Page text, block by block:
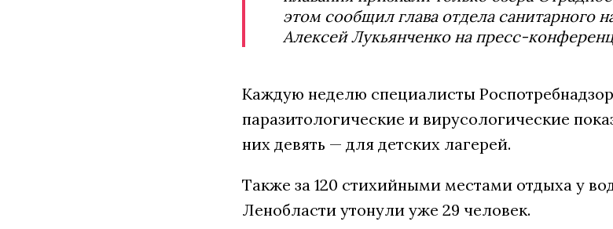
этом сообщил глава отдела санитарного
Алексей Лукьянченко на пресс-
Каждую неделю специалисты
паразитологические и вирусологические
них девять — для детских лагерей.
Также за 120 стихийными местами отдыха у
Ленобласти утонули уже 29 человек.